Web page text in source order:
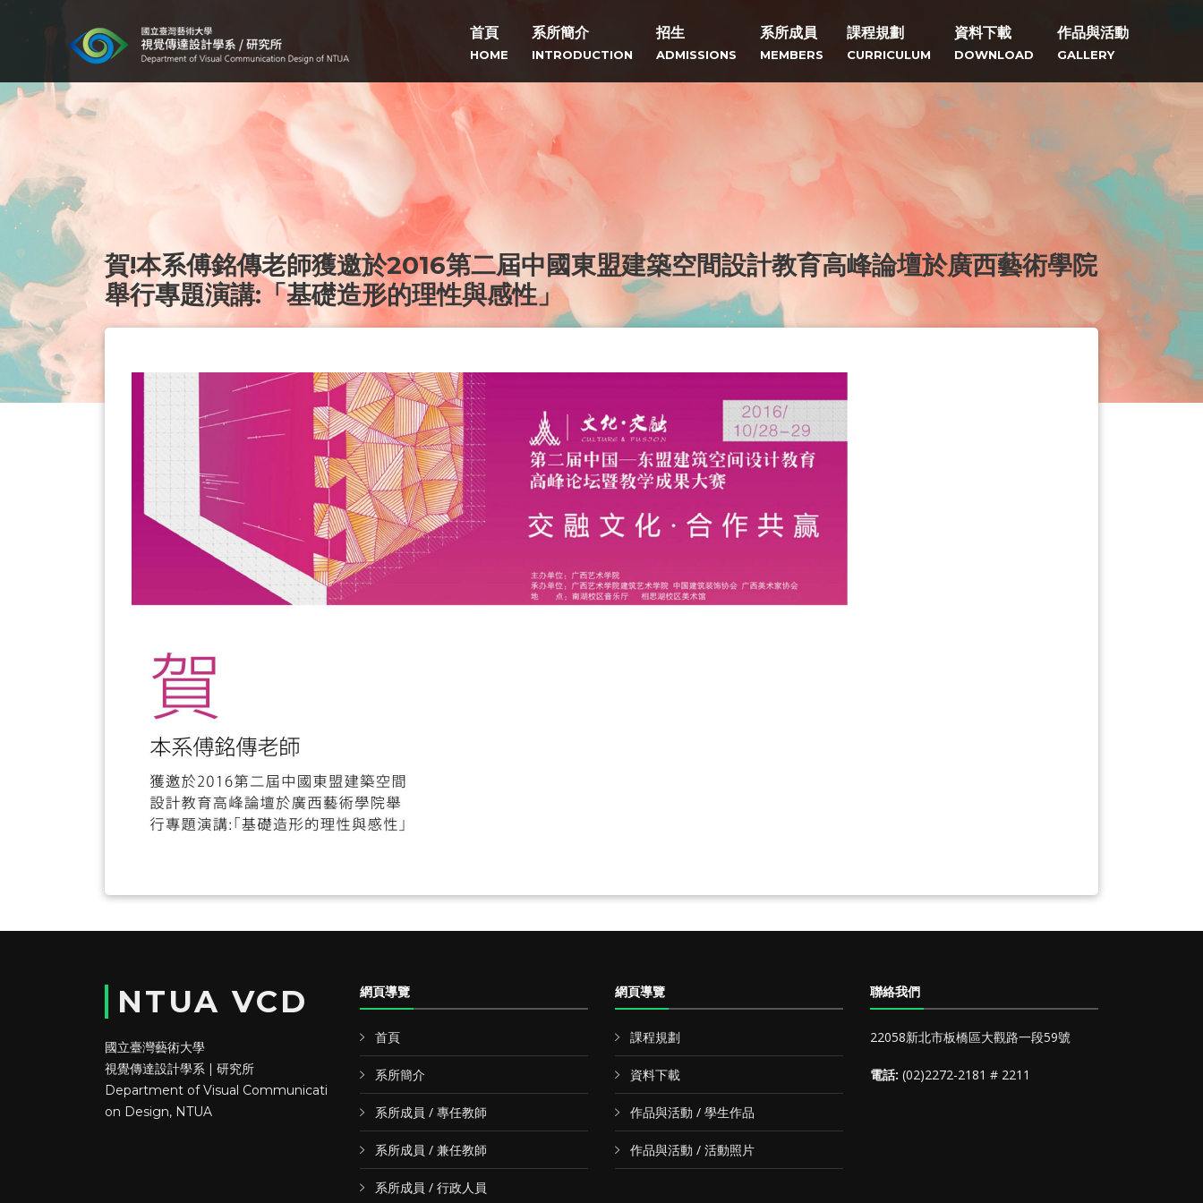
首頁
HOME
系所簡介
INTRODUCTION
招生
ADMISSIONS
系所成員
MEMBERS
課程規劃
CURRICULUM
資料下載
DOWNLOAD
作品與活動
GALLERY
賀!本系傅銘傳老師獲邀於2016第二屆中國東盟建築空間設計教育高峰論壇於廣西藝術學院
舉行專題演講:「基礎造形的理性與感性」
NTUA VCD
國立臺灣藝術大學
視覺傳達設計學系 | 研究所
Department of Visual Communicati
on Design, NTUA
網頁導覽
首頁
系所簡介
系所成員 / 專任教師
系所成員 / 兼任教師
系所成員 / 行政人員
網頁導覽
課程規劃
資料下載
作品與活動 / 學生作品
作品與活動 / 活動照片
聯絡我們
22058新北市板橋區大觀路一段59號
電話: (02)2272-2181 # 2211